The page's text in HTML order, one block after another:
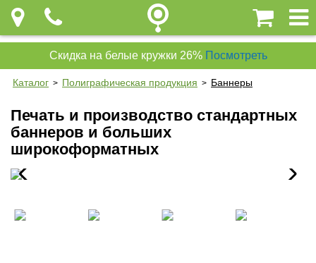
Скидка на белые кружки 26% Посмотреть
Каталог > Полиграфическая продукция > Баннеры
Печать и производство стандартных
баннеров и больших
широкоформатных